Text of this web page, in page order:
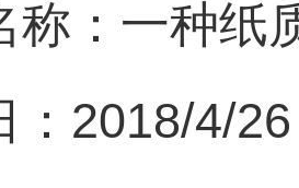
称：一种纸
：2018/4/26